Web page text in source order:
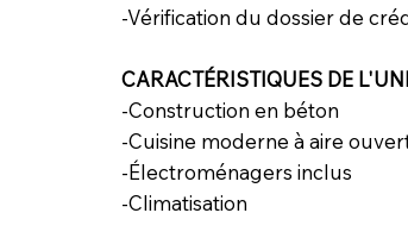
-Vérification du dossier de
CARACTÉRISTIQUES DE
-Construction en béton
-Cuisine moderne à aire
-Électroménagers inclus
-Climatisation